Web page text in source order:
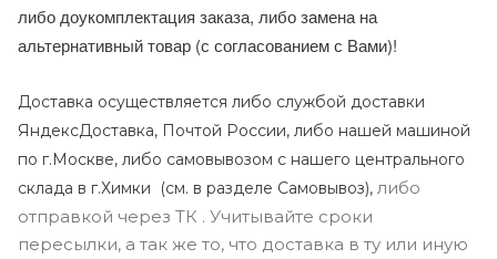
либо доукомплектация заказа, либо замена на
альтернативный товар (с согласованием с Вами)!
Доставка осуществляется либо службой доставки
ЯндексДоставка, Почтой России, либо нашей машиной
по г.Москве, либо самовывозом с нашего центрального
склада в г.Химки (см. в разделе Самовывоз), либо
отправкой через ТК . Учитывайте сроки
пересылки, а так же то, что доставка в ту или иную